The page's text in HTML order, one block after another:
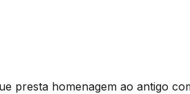
presta homenagem ao antigo